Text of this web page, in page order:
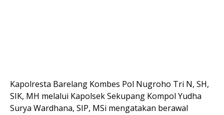
Kapolresta Barelang Kombes Pol Nugroho Tri N, SH,
SIK, MH melalui Kapolsek Sekupang Kompol Yudha
Surya Wardhana, SIP, MSi mengatakan berawal